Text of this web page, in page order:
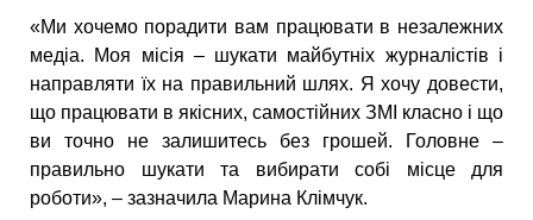
«Ми хочемо порадити вам працювати в незалежних
медіа. Моя місія – шукати майбутніх журналістів і
направляти їх на правильний шлях. Я хочу довести,
що працювати в якісних, самостійних ЗМІ класно і що
ви точно не залишитесь без грошей. Головне –
правильно шукати та вибирати собі місце для
роботи», – зазначила Марина Клімчук.